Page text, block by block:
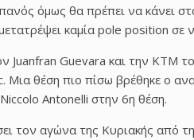
όμως θα πρέπει να κάνει
καμία pole position σε
Juanfran Guevara και την KTM
Μια θέση πιο πίσω βρέθηκε ο
Antonelli στην 6η θέση.
τον αγώνα της Κυριακής από